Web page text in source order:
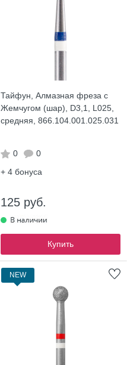
Тайфун, Алмазная фреза с
Жемчугом (шар), D3,1, L025,
средняя, 866.104.001.025.031
0
0
+ 4 бонуса
125 руб.
Купить
NEW